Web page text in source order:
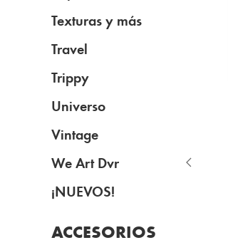
Texturas y más
Travel
Trippy
Universo
Vintage
We Art Dvr
¡NUEVOS!
ACCESORIOS